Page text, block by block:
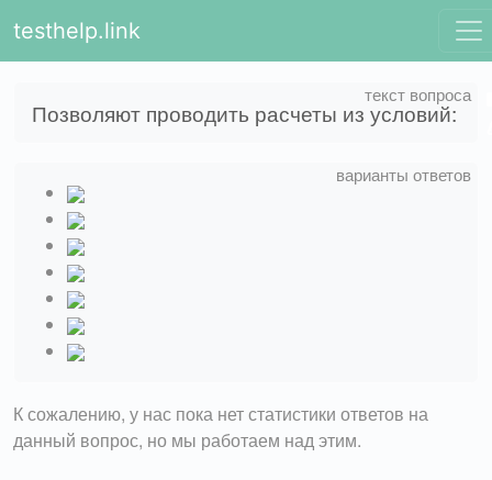
testhelp.link
Позволяют проводить расчеты из условий:
К сожалению, у нас пока нет статистики ответов на
данный вопрос, но мы работаем над этим.